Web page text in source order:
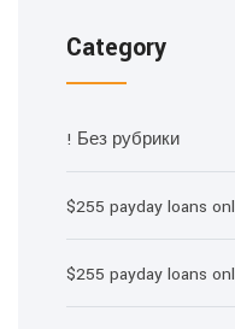
Category
! Без рубрики
$255 payday loans
$255 payday loans